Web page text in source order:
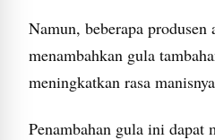
Namun, beberapa produsen
menambahkan gula
meningkatkan rasa
Penambahan gula ini dapat